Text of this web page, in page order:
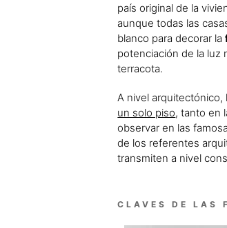
país original de la
aunque todas las
blanco para decorar la
potenciación de la luz
terracota.
A nivel arquitectónico,
un solo piso, tanto en
observar en las
de los referentes
transmiten a nivel
CLAVES DE LAS